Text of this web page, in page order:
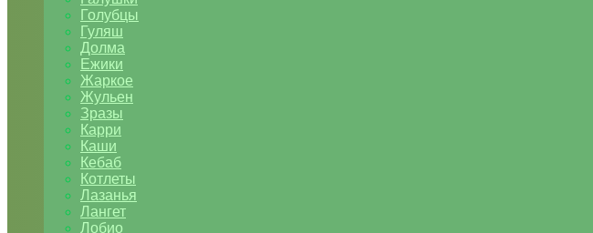
Голубцы
Гуляш
Долма
Ежики
Жаркое
Жульен
Зразы
Карри
Каши
Кебаб
Котлеты
Лазанья
Лангет
Лобио